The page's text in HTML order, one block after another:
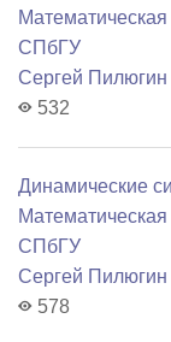
СПбГУ
Сергей Пилюгин
532
Динамические
СПбГУ
Сергей Пилюгин
578